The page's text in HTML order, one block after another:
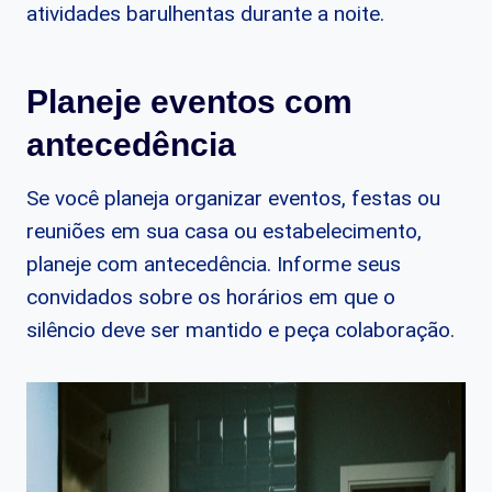
atividades barulhentas durante a noite.
Planeje eventos com
antecedência
Se você planeja organizar eventos, festas ou
reuniões em sua casa ou estabelecimento,
planeje com antecedência. Informe seus
convidados sobre os horários em que o
silêncio deve ser mantido e peça colaboração.